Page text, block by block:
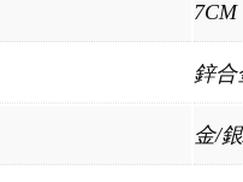
7CM
鋅合
金/